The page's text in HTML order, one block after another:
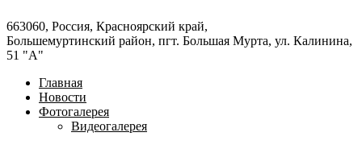
663060, Россия, Красноярский край,
Большемуртинский район, пгт. Большая Мурта, ул. Калинина,
51 "А"
Главная
Новости
Фотогалерея
Видеогалерея